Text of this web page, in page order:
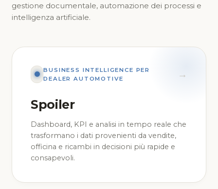
gestione documentale, automazione dei processi e
intelligenza artificiale.
BUSINESS INTELLIGENCE PER
DEALER AUTOMOTIVE
→
Spoiler
Dashboard, KPI e analisi in tempo reale che
trasformano i dati provenienti da vendite,
officina e ricambi in decisioni più rapide e
consapevoli.